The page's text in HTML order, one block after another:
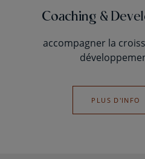
Coaching &
accompagner la
PLUS D'INFO